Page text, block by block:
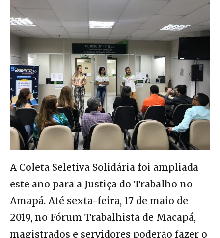
A Coleta Seletiva Solidária foi ampliada
este ano para a Justiça do Trabalho no
Amapá. Até sexta-feira, 17 de maio de
2019, no Fórum Trabalhista de Macapá,
magistrados e servidores poderão fazer o